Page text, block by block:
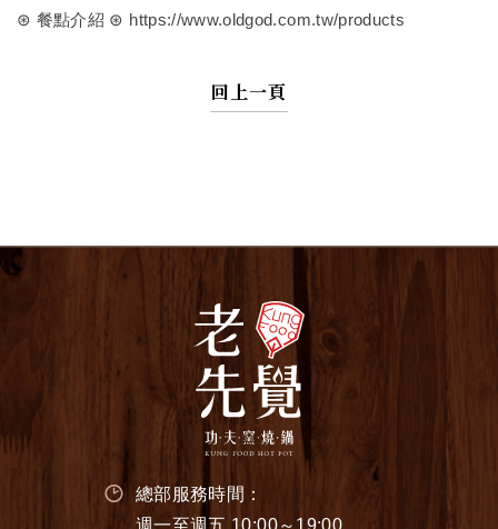
⊛ 餐點介紹 ⊛ https://www.oldgod.com.tw/products
回上一頁
總部服務時間：
週一至週五 10:00～19:00